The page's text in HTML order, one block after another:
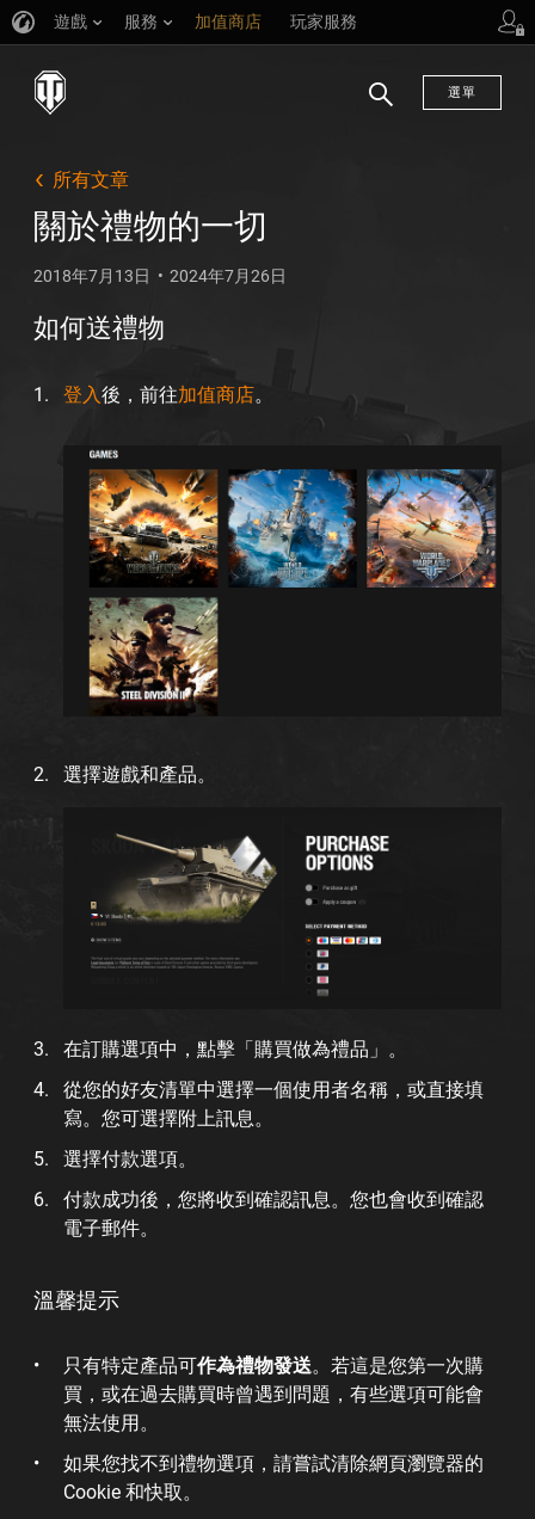
遊戲 服務 加值商店 玩家服務
選單
所有文章
關於禮物的一切
2018年7月13日 2024年7月26日
如何送禮物
登入後，前往加值商店。
選擇遊戲和產品。
在訂購選項中，點擊「購買做為禮品」。
從您的好友清單中選擇一個使用者名稱，或直接填
寫。您可選擇附上訊息。
選擇付款選項。
付款成功後，您將收到確認訊息。您也會收到確認
電子郵件。
溫馨提示
只有特定產品可作為禮物發送。若這是您第一次購
買，或在過去購買時曾遇到問題，有些選項可能會
無法使用。
如果您找不到禮物選項，請嘗試清除網頁瀏覽器的
Cookie 和快取。